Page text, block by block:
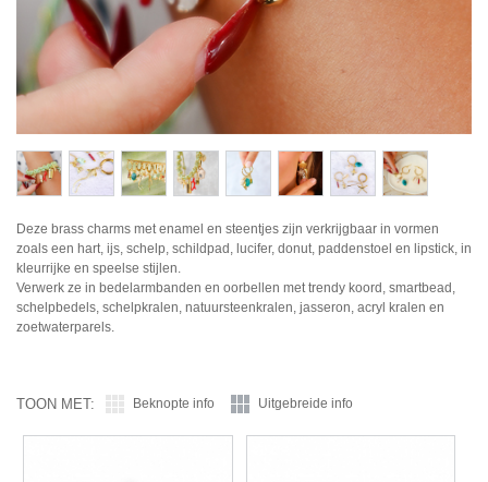
Deze brass charms met enamel en steentjes zijn verkrijgbaar in vormen
zoals een hart, ijs, schelp, schildpad, lucifer, donut, paddenstoel en lipstick, in
kleurrijke en speelse stijlen.
Verwerk ze in bedelarmbanden en oorbellen met trendy koord, smartbead,
schelpbedels, schelpkralen, natuursteenkralen, jasseron, acryl kralen en
zoetwaterparels.
TOON MET: Beknopte info Uitgebreide info